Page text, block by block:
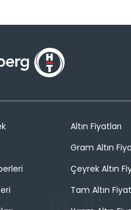
Altın Fiyatları
Gram Altın
Çeyrek Altın
Tam Altın